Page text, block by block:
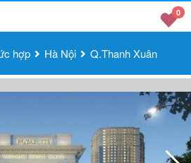
0
hợp Hà Nội Q.Thanh Xuân